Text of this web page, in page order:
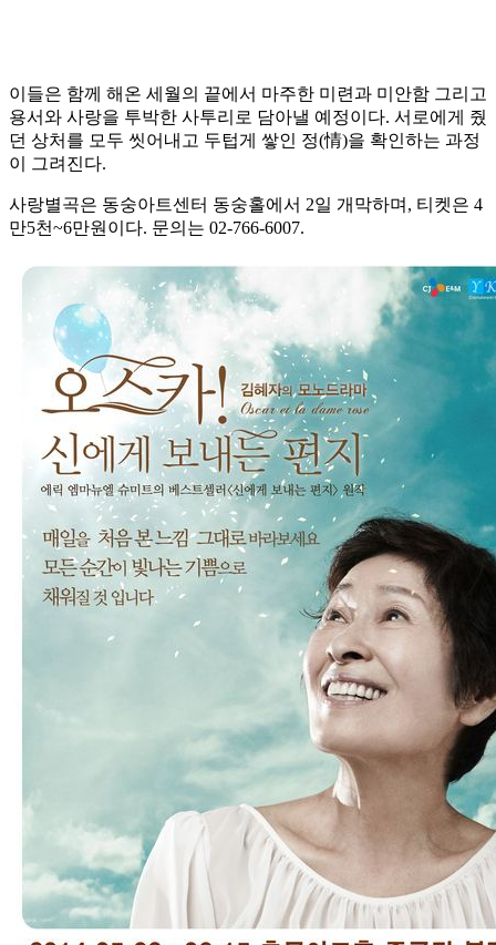
이들은 함께 해온 세월의 끝에서 마주한 미련과 미안함 그리고
용서와 사랑을 투박한 사투리로 담아낼 예정이다. 서로에게 줬
던 상처를 모두 씻어내고 두텁게 쌓인 정(情)을 확인하는 과정
이 그려진다.
사랑별곡은 동숭아트센터 동숭홀에서 2일 개막하며, 티켓은 4
만5천~6만원이다. 문의는 02-766-6007.